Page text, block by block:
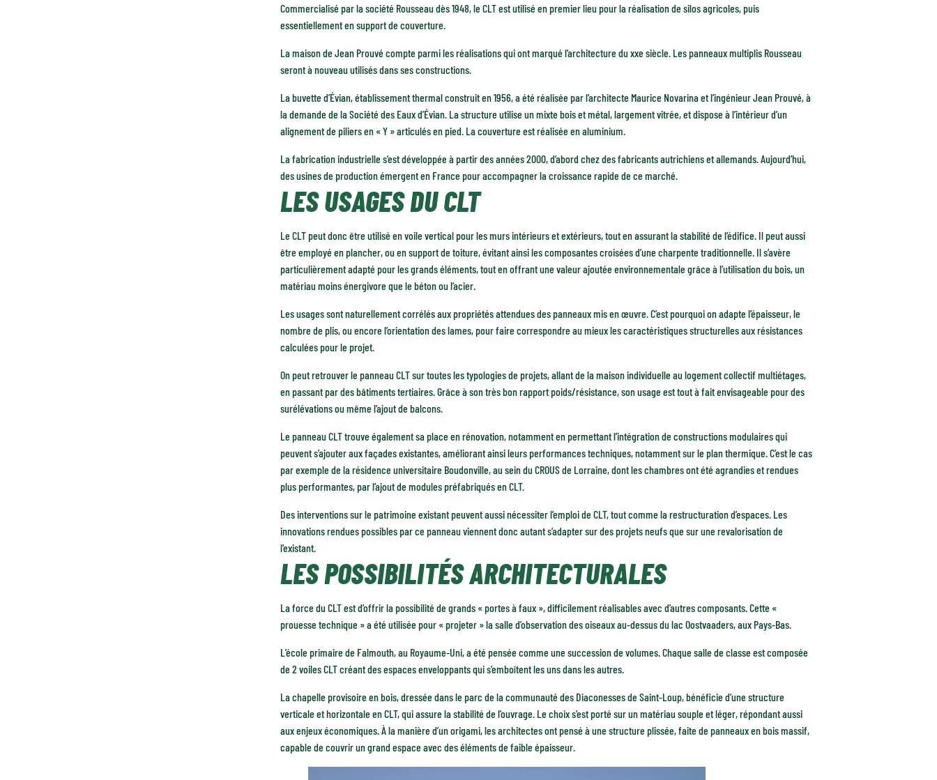
Commercialisé par la société Rousseau dès 1948, le CLT est utilisé en premier lieu pour la réalisation de silos agricoles, puis
essentiellement en support de couverture.
La maison de Jean Prouvé compte parmi les réalisations qui ont marqué l’architecture du xxe siècle. Les panneaux multiplis Rousseau
seront à nouveau utilisés dans ses constructions.
La buvette d’Évian, établissement thermal construit en 1956, a été réalisée par l’architecte Maurice Novarina et l’ingénieur Jean Prouvé, à
la demande de la Société des Eaux d’Évian. La structure utilise un mixte bois et métal, largement vitrée, et dispose à l’intérieur d’un
alignement de piliers en « Y » articulés en pied. La couverture est réalisée en aluminium.
La fabrication industrielle s’est développée à partir des années 2000, d’abord chez des fabricants autrichiens et allemands. Aujourd’hui,
des usines de production émergent en France pour accompagner la croissance rapide de ce marché.
LES USAGES DU CLT
Le CLT peut donc être utilisé en voile vertical pour les murs intérieurs et extérieurs, tout en assurant la stabilité de l’édifice. Il peut aussi
être employé en plancher, ou en support de toiture, évitant ainsi les composantes croisées d’une charpente traditionnelle. Il s’avère
particulièrement adapté pour les grands éléments, tout en offrant une valeur ajoutée environnementale grâce à l’utilisation du bois, un
matériau moins énergivore que le béton ou l’acier.
Les usages sont naturellement corrélés aux propriétés attendues des panneaux mis en œuvre. C’est pourquoi on adapte l’épaisseur, le
nombre de plis, ou encore l’orientation des lames, pour faire correspondre au mieux les caractéristiques structurelles aux résistances
calculées pour le projet.
On peut retrouver le panneau CLT sur toutes les typologies de projets, allant de la maison individuelle au logement collectif multiétages,
en passant par des bâtiments tertiaires. Grâce à son très bon rapport poids/résistance, son usage est tout à fait envisageable pour des
surélévations ou même l’ajout de balcons.
Le panneau CLT trouve également sa place en rénovation, notamment en permettant l’intégration de constructions modulaires qui
peuvent s’ajouter aux façades existantes, améliorant ainsi leurs performances techniques, notamment sur le plan thermique. C’est le cas
par exemple de la résidence universitaire Boudonville, au sein du CROUS de Lorraine, dont les chambres ont été agrandies et rendues
plus performantes, par l’ajout de modules préfabriqués en CLT.
Des interventions sur le patrimoine existant peuvent aussi nécessiter l’emploi de CLT, tout comme la restructuration d’espaces. Les
innovations rendues possibles par ce panneau viennent donc autant s’adapter sur des projets neufs que sur une revalorisation de
l’existant.
LES POSSIBILITÉS ARCHITECTURALES
La force du CLT est d’offrir la possibilité de grands « portes à faux », difficilement réalisables avec d’autres composants. Cette «
prouesse technique » a été utilisée pour « projeter » la salle d’observation des oiseaux au-dessus du lac Oostvaaders, aux Pays-Bas.
L’école primaire de Falmouth, au Royaume-Uni, a été pensée comme une succession de volumes. Chaque salle de classe est composée
de 2 voiles CLT créant des espaces enveloppants qui s’emboîtent les uns dans les autres.
La chapelle provisoire en bois, dressée dans le parc de la communauté des Diaconesses de Saint-Loup, bénéficie d’une structure
verticale et horizontale en CLT, qui assure la stabilité de l’ouvrage. Le choix s’est porté sur un matériau souple et léger, répondant aussi
aux enjeux économiques. À la manière d’un origami, les architectes ont pensé à une structure plissée, faite de panneaux en bois massif,
capable de couvrir un grand espace avec des éléments de faible épaisseur.